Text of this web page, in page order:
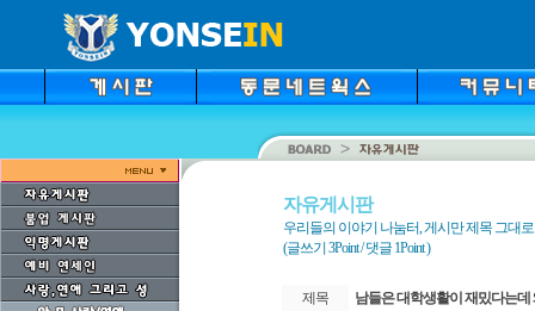
자유게시판
우리들의 이야기 나눔터, 게시만 제목 그대
(글쓰기 3Point / 댓글 1Point )
제목
남들은 대학생활이 재밌다는데